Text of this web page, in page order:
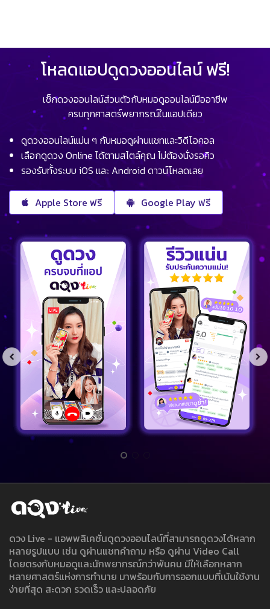
โหลดแอปดูดวงออนไลน์ ฟรี!
เช็กดวงออนไลน์ส่วนตัวกับหมอดูออนไลน์มืออาชีพ
ครบทุกศาสตร์พยากรณ์ในแอปเดียว
ดูดวงออนไลน์แม่น ๆ กับหมอดูผ่านแชทและวิดีโอคอล
เลือกดูดวง Online ได้ตามสไตล์คุณ ไม่ต้องนั่งรอคิว
รองรับทั้งระบบ iOS และ Android ดาวน์โหลดเลย
Apple Store ฟรี Google Play ฟรี
ดวง Live - แอพพลิเคชั่นดูดวงออนไลน์ที่สามารถดูดวงได้หลาก
หลายรูปแบบ เช่น ดูผ่านแชทคำถาม หรือ ดูผ่าน Video Call
โดยตรงกับหมอดูและนักพยากรณ์กว่าพันคน มีให้เลือกหลาก
หลายศาสตร์แห่งการทำนาย มาพร้อมกับการออกแบบที่เน้นใช้งาน
ง่ายที่สุด สะดวก รวดเร็ว และปลอดภัย